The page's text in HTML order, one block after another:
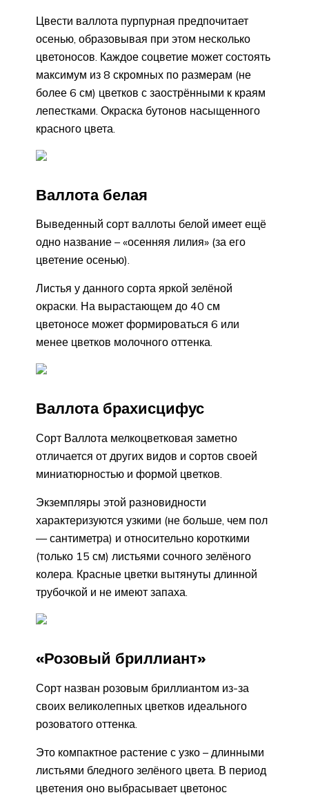
Цвести валлота пурпурная предпочитает
осенью, образовывая при этом несколько
цветоносов. Каждое соцветие может состоять
максимум из 8 скромных по размерам (не
более 6 см) цветков с заострёнными к краям
лепестками. Окраска бутонов насыщенного
красного цвета.
Валлота белая
Выведенный сорт валлоты белой имеет ещё
одно название – «осенняя лилия» (за его
цветение осенью).
Листья у данного сорта яркой зелёной
окраски. На вырастающем до 40 см
цветоносе может формироваться 6 или
менее цветков молочного оттенка.
Валлота брахисцифус
Сорт Валлота мелкоцветковая заметно
отличается от других видов и сортов своей
миниатюрностью и формой цветков.
Экземпляры этой разновидности
характеризуются узкими (не больше, чем пол
— сантиметра) и относительно короткими
(только 15 см) листьями сочного зелёного
колера. Красные цветки вытянуты длинной
трубочкой и не имеют запаха.
«Розовый бриллиант»
Сорт назван розовым бриллиантом из-за
своих великолепных цветков идеального
розоватого оттенка.
Это компактное растение с узко – длинными
листьями бледного зелёного цвета. В период
цветения оно выбрасывает цветонос